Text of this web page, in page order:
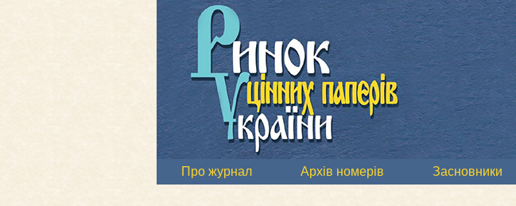
Про журнал Архів номерів Засновники